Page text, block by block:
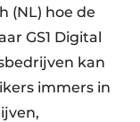
(NL) hoe de
GS1 Digital
kan
immers in